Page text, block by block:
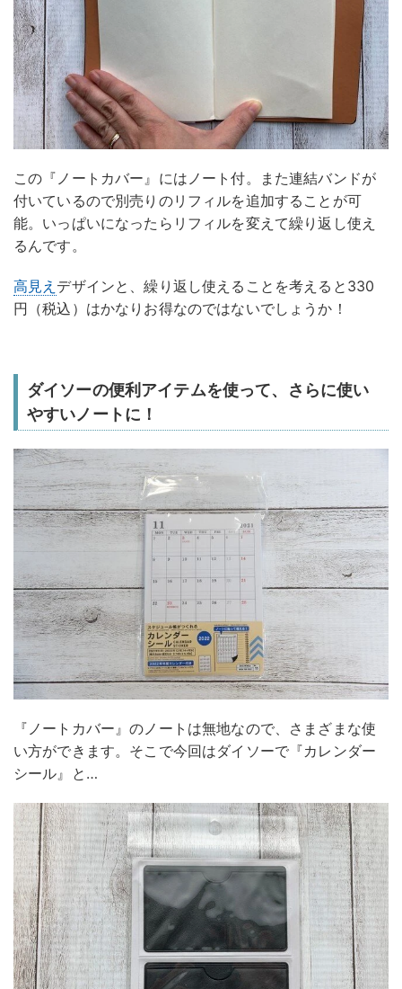
この『ノートカバー』にはノート付。また連結バンドが
付いているので別売りのリフィルを追加することが可
能。いっぱいになったらリフィルを変えて繰り返し使え
るんです。
高見え デザインと、繰り返し使えることを考えると330
円（税込）はかなりお得なのではないでしょうか！
ダイソーの便利アイテムを使って、さらに使い
やすいノートに！
『ノートカバー』のノートは無地なので、さまざまな使
い方ができます。そこで今回はダイソーで『カレンダー
シール』と…